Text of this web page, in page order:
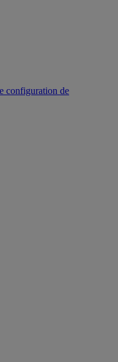
configuration de